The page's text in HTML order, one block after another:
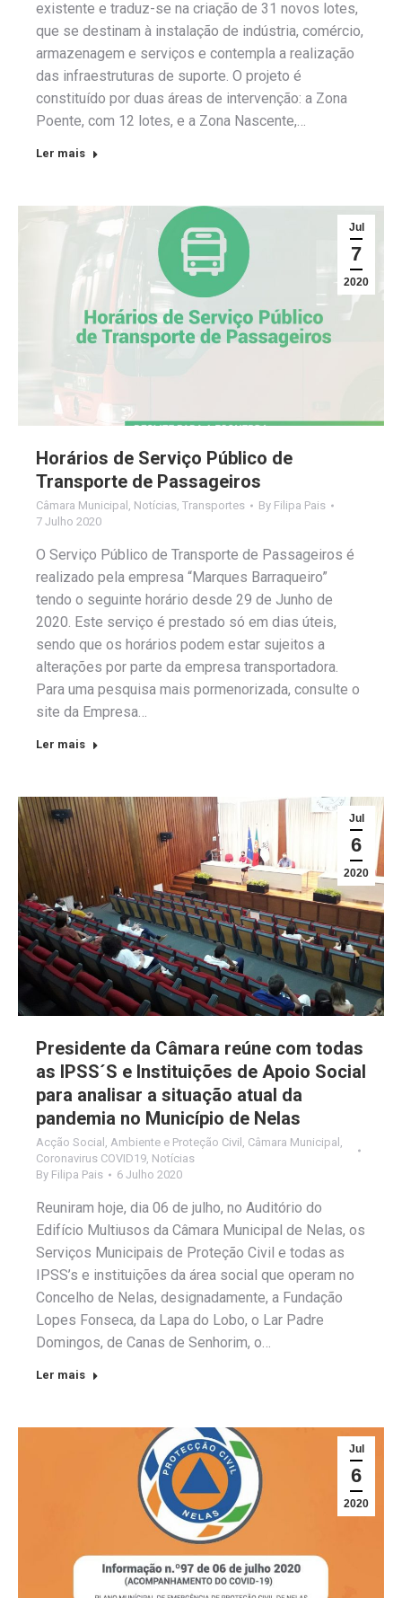
existente e traduz-se na criação de 31 novos lotes,
que se destinam à instalação de indústria, comércio,
armazenagem e serviços e contempla a realização
das infraestruturas de suporte. O projeto é
constituído por duas áreas de intervenção: a Zona
Poente, com 12 lotes, e a Zona Nascente,…
Ler mais
Jul
7
2020
Horários de Serviço Público de
Transporte de Passageiros
Câmara Municipal Notícias Transportes By Filipa Pais
7 Julho 2020
O Serviço Público de Transporte de Passageiros é
realizado pela empresa “Marques Barraqueiro”
tendo o seguinte horário desde 29 de Junho de
2020. Este serviço é prestado só em dias úteis,
sendo que os horários podem estar sujeitos a
alterações por parte da empresa transportadora.
Para uma pesquisa mais pormenorizada, consulte o
site da Empresa…
Ler mais
Jul
6
2020
Presidente da Câmara reúne com todas
as IPSS´S e Instituições de Apoio Social
para analisar a situação atual da
pandemia no Município de Nelas
Acção Social , Ambiente e Proteção Civil , Câmara Municipal ,
Coronavirus COVID19, Notícias
By Filipa Pais 6 Julho 2020
Reuniram hoje, dia 06 de julho, no Auditório do
Edifício Multiusos da Câmara Municipal de Nelas, os
Serviços Municipais de Proteção Civil e todas as
IPSS’s e instituições da área social que operam no
Concelho de Nelas, designadamente, a Fundação
Lopes Fonseca, da Lapa do Lobo, o Lar Padre
Domingos, de Canas de Senhorim, o…
Ler mais
Jul
6
2020